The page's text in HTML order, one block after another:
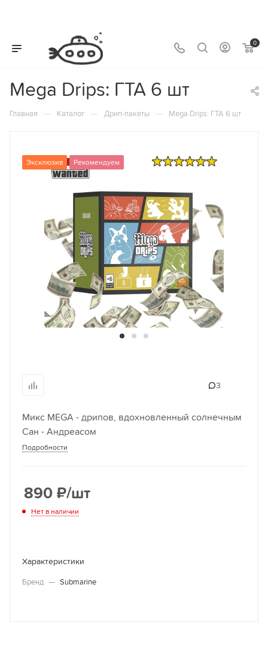
0
Mega Drips: ГТА 6 шт
Главная — Каталог — Дрип-пакеты — Mega Drips: ГТА 6 шт
Эксклюзив Рекомендуем
3
Микс MEGA - дрипов, вдохновленный солнечным
Сан - Андреасом
Подробности
890 ₽/шт
Нет в наличии
Характеристики
Бренд — Submarine